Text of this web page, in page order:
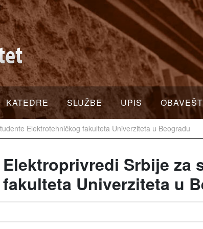
KATEDRE SLUŽBE UPIS
Elektrotehničkog fakulteta Univerziteta u Beogradu
Srbije za
Univerziteta u